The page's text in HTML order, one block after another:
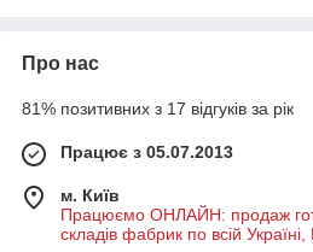
Про нас
81% позитивних з 17 відгуків за рік
Працює з 05.07.2013
м. Київ
Працюємо ОНЛАЙН: продаж
складів фабрик по всій Україні,